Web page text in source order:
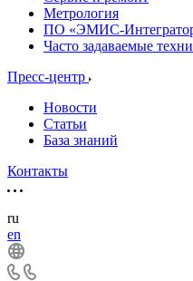
Метрология
ПО «ЭМИС-
Часто задаваемые
Пресс-центр
Новости
Статьи
База знаний
Контакты
ru
en